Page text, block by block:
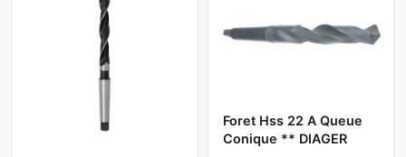
Foret Hss 22 A Queue
Conique ** DIAGER